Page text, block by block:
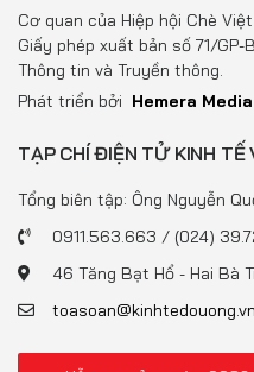
Đồ uống
Pháp luật
Multimedia
Cơ quan của Hiệp hội Chè Việt
Giấy phép xuất bản số 71/
Thông tin và Truyền thông.
Phát triển bởi Hemera Media
TẠP CHÍ ĐIỆN TỬ KINH TẾ
Tổng biên tập: Ông Nguyễn
0911.563.663 / (024)
46 Tăng Bạt Hổ - Hai Bà
toasoan@kinhtedouong.vn